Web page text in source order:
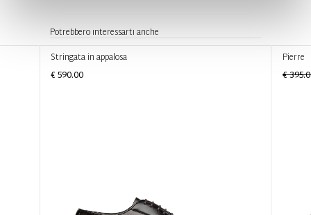
Potrebbero interessarti anche
Stringata in appalosa
€ 590.00
Pierre
€